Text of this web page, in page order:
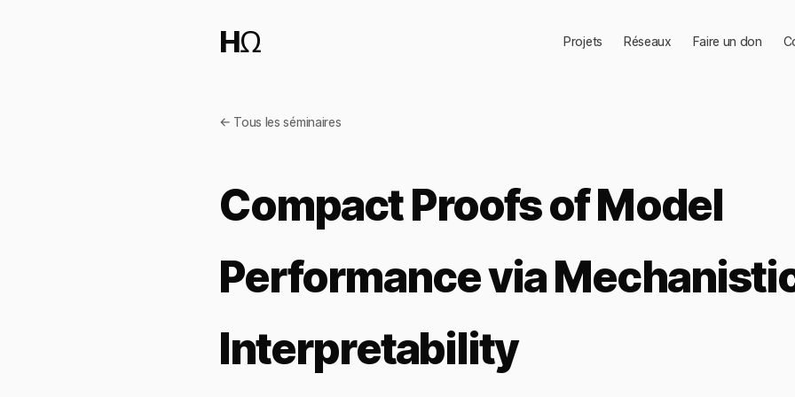
HΩ Projets Réseaux Faire un don
← Tous les séminaires
Compact Proofs of Model
Performance via
Interpretability